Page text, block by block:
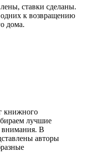
ставки сделаны.
к возвращению
дома.
книжного
лучшие
внимания. В
авторы